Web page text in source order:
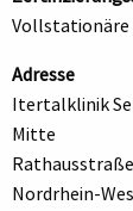
Vollstationäre
Adresse
Itertalklinik
Mitte
Nordrhein-